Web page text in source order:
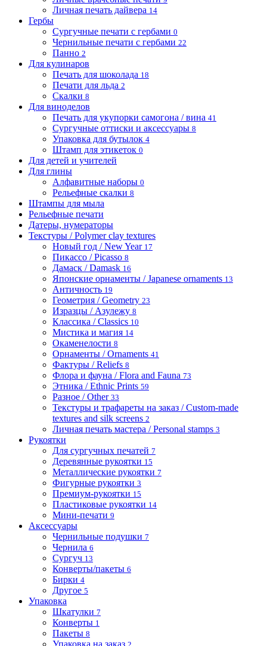
Личная печать дайвера 14
Гербы
Сургучные печати с гербами 0
Чернильные печати с гербами 22
Панно 2
Для кулинаров
Печать для шоколада 18
Печати для льда 2
Скалки 8
Для виноделов
Печать для укупорки самогона / вина 41
Сургучные оттиски и аксессуары 8
Упаковка для бутылок 4
Штамп для этикеток 0
Для детей и учителей
Для глины
Алфавитные наборы 0
Рельефные скалки 8
Штампы для мыла
Рельефные печати
Датеры, нумераторы
Текстуры / Polymer clay textures
Новый год / New Year 17
Пикассо / Picasso 8
Дамаск / Damask 16
Японские орнаменты / Japanese ornaments 13
Античность 19
Геометрия / Geometry 23
Изразцы / Азулежу 8
Классика / Classics 10
Мистика и магия 14
Окаменелости 8
Орнаменты / Ornaments 41
Фактуры / Reliefs 8
Флора и фауна / Flora and Fauna 73
Этника / Ethnic Prints 59
Разное / Other 33
Текстуры и трафареты на заказ / Custom-made
textures and silk screens 2
Личная печать мастера / Personal stamps 3
Рукоятки
Для сургучных печатей 7
Деревянные рукоятки 15
Металлические рукоятки 7
Фигурные рукоятки 3
Премиум-рукоятки 15
Пластиковые рукоятки 14
Мини-печати 9
Аксессуары
Чернильные подушки 7
Чернила 6
Сургуч 13
Конверты/пакеты 6
Бирки 4
Другое 5
Упаковка
Шкатулки 7
Конверты 1
Пакеты 8
Упаковка на заказ